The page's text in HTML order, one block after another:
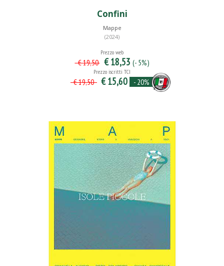
Confini
Mappe
(2024)
Prezzo web
€ 19,50 € 18,53 (- 5%)
Prezzo iscritti TCI
€ 19,50 € 15,60 - 20%